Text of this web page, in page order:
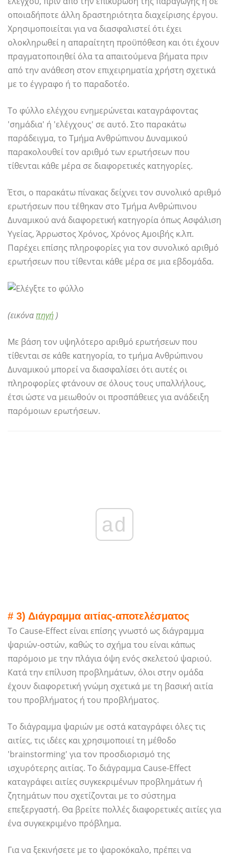
οποιαδήποτε άλλη δραστηριότητα διαχείρισης έργου.
Χρησιμοποιείται για να διασφαλιστεί ότι έχει
ολοκληρωθεί η απαραίτητη προϋπόθεση και ότι έχουν
πραγματοποιηθεί όλα τα απαιτούμενα βήματα πριν
από την ανάθεση στον επιχειρηματία χρήστη σχετικά
με το έγγραφο ή το παραδοτέο.
Το φύλλο ελέγχου ενημερώνεται καταγράφοντας
'σημάδια' ή 'ελέγχους' σε αυτό. Στο παρακάτω
παράδειγμα, το Τμήμα Ανθρώπινου Δυναμικού
παρακολουθεί τον αριθμό των ερωτήσεων που
τίθενται κάθε μέρα σε διαφορετικές κατηγορίες.
Έτσι, ο παρακάτω πίνακας δείχνει τον συνολικό αριθμό
ερωτήσεων που τέθηκαν στο Τμήμα Ανθρώπινου
Δυναμικού ανά διαφορετική κατηγορία όπως Ασφάλιση
Υγείας, Άρρωστος Χρόνος, Χρόνος Αμοιβής κ.λπ.
Παρέχει επίσης πληροφορίες για τον συνολικό αριθμό
ερωτήσεων που τίθενται κάθε μέρα σε μια εβδομάδα.
(εικόναπηγή )
Με βάση τον υψηλότερο αριθμό ερωτήσεων που
τίθενται σε κάθε κατηγορία, το τμήμα Ανθρώπινου
Δυναμικού μπορεί να διασφαλίσει ότι αυτές οι
πληροφορίες φτάνουν σε όλους τους υπαλλήλους,
έτσι ώστε να μειωθούν οι προσπάθειες για ανάδειξη
παρόμοιων ερωτήσεων.
ad
# 3) Διάγραμμα αιτίας-αποτελέσματος
Το Cause-Effect είναι επίσης γνωστό ως διάγραμμα
ψαριών-οστών, καθώς το σχήμα του είναι κάπως
παρόμοιο με την πλάγια όψη ενός σκελετού ψαριού.
Κατά την επίλυση προβλημάτων, όλοι στην ομάδα
έχουν διαφορετική γνώμη σχετικά με τη βασική αιτία
του προβλήματος ή του προβλήματος.
Το διάγραμμα ψαριών με οστά καταγράφει όλες τις
αιτίες, τις ιδέες και χρησιμοποιεί τη μέθοδο
'brainstorming' για τον προσδιορισμό της
ισχυρότερης αιτίας. Το διάγραμμα Cause-Effect
καταγράφει αιτίες συγκεκριμένων προβλημάτων ή
ζητημάτων που σχετίζονται με το σύστημα
επεξεργαστή. Θα βρείτε πολλές διαφορετικές αιτίες για
ένα συγκεκριμένο πρόβλημα.
Για να ξεκινήσετε με το ψαροκόκαλο, πρέπει να